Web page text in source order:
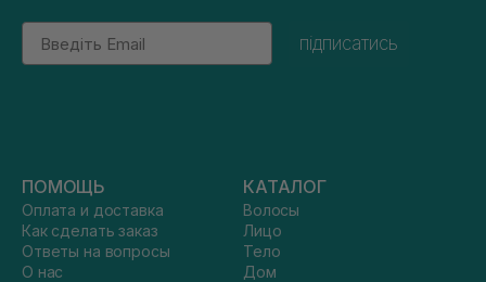
Email
підписатись
ПОМОЩЬ
Оплата и доставка
Как сделать заказ
Ответы на вопросы
О нас
КАТАЛОГ
Волосы
Лицо
Тело
Дом